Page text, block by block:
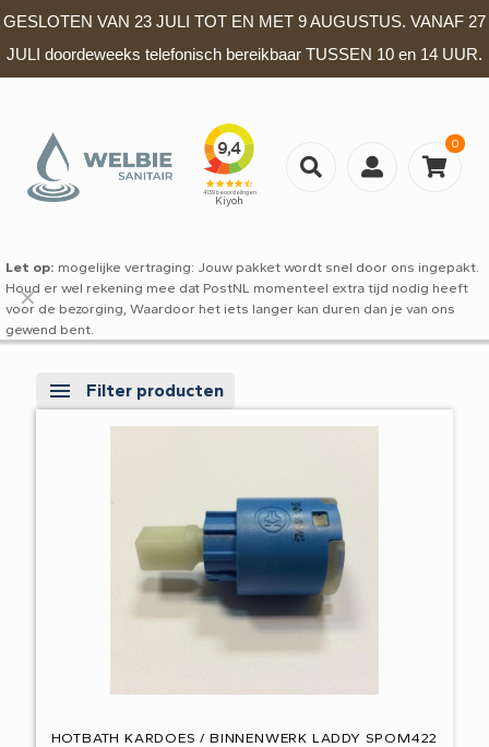
GESLOTEN VAN 23 JULI TOT EN MET 9 AUGUSTUS. VANAF 27
JULI doordeweeks telefonisch bereikbaar TUSSEN 10 en 14 UUR.
0
Let op: mogelijke vertraging: Jouw pakket wordt snel door ons ingepakt.
Houd er wel rekening mee dat PostNL momenteel extra tijd nodig heeft
voor de bezorging, Waardoor het iets langer kan duren dan je van ons
gewend bent.
✕
Filter producten
HOTBATH KARDOES / BINNENWERK LADDY SPOM422